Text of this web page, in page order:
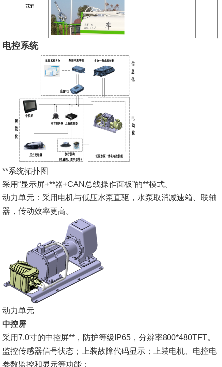
电控系统
**系统拓扑图
采用“显示屏+**器+CAN总线操作面板”的**模式。
动力单元：采用电机与低压水泵直驱，水泵取消减速箱、联轴
器，传动效率更高。
动力单元
中控屏
采用7.0寸的中控屏**，防护等级IP65，分辨率800*480TFT。
监控传感器信号状态；上装故障代码显示；上装电机、电控电
参数监控和显示等功能；